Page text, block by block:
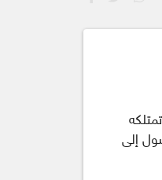
إلى